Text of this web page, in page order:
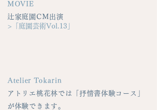
MOVIE
辻家庭園CM出演
>「庭園芸術Vol.13」
Atelier Tokarin
アトリエ桃花林では「抒情書体験コース」
が体験できます。